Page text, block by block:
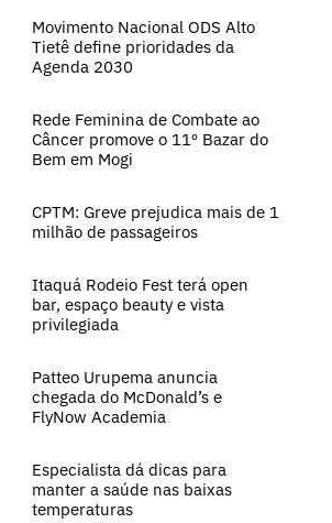
Movimento Nacional ODS Alto
Tietê define prioridades da
Agenda 2030
Rede Feminina de Combate ao
Câncer promove o 11º Bazar do
Bem em Mogi
CPTM: Greve prejudica mais de 1
milhão de passageiros
Itaquá Rodeio Fest terá open
bar, espaço beauty e vista
privilegiada
Patteo Urupema anuncia
chegada do McDonald’s e
FlyNow Academia
Especialista dá dicas para
manter a saúde nas baixas
temperaturas